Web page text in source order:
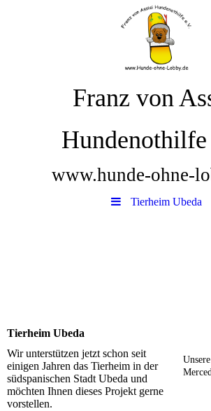
Franz von
Hundenothilfe
www.hunde-ohne-
Tierheim Ubeda
Tierheim Ubeda
Wir unterstützen jetzt schon seit
einigen Jahren das Tierheim in der
südspanischen Stadt Ubeda und
möchten Ihnen dieses Projekt gerne
vorstellen.